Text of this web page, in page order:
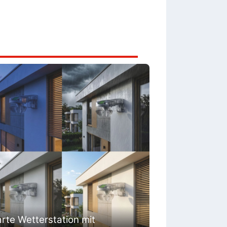
Wetterstation mit